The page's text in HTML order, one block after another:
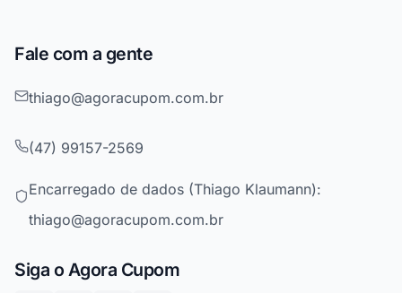
Fale com a gente
thiago@agoracupom.com.br
(47) 99157-2569
Encarregado de dados (Thiago Klaumann):
thiago@agoracupom.com.br
Siga o Agora Cupom